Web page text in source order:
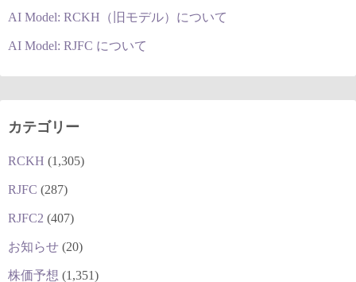
AI Model: RCKH（旧モデル）について
AI Model: RJFC について
カテゴリー
RCKH (1,305)
RJFC (287)
RJFC2 (407)
お知らせ (20)
株価予想 (1,351)